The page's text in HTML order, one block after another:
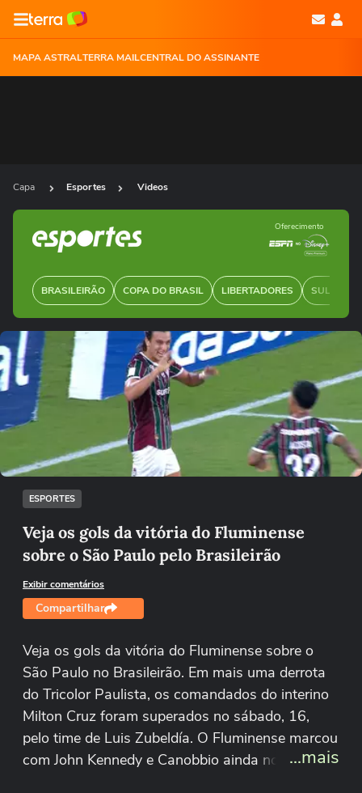
MAPA ASTRALTERRA MAILCENTRAL DO ASSINANTE
Capa Esportes Videos
BRASILEIRÃO COPA DO BRASIL LIBERTADORES SUL-
Oferecimento
Ops!
Não foi possível reproduzir o vídeo
Tentar novamente
ESPORTES
Veja os gols da vitória do Fluminense
sobre o São Paulo pelo Brasileirão
Exibir comentários
Compartilhar
Veja os gols da vitória do Fluminense sobre o
São Paulo no Brasileirão. Em mais uma derrota
do Tricolor Paulista, os comandados do interino
Milton Cruz foram superados no sábado, 16,
pelo time de Luis Zubeldía. O Fluminense marcou
com John Kennedy e Canobbio ainda no primeiro
...mais